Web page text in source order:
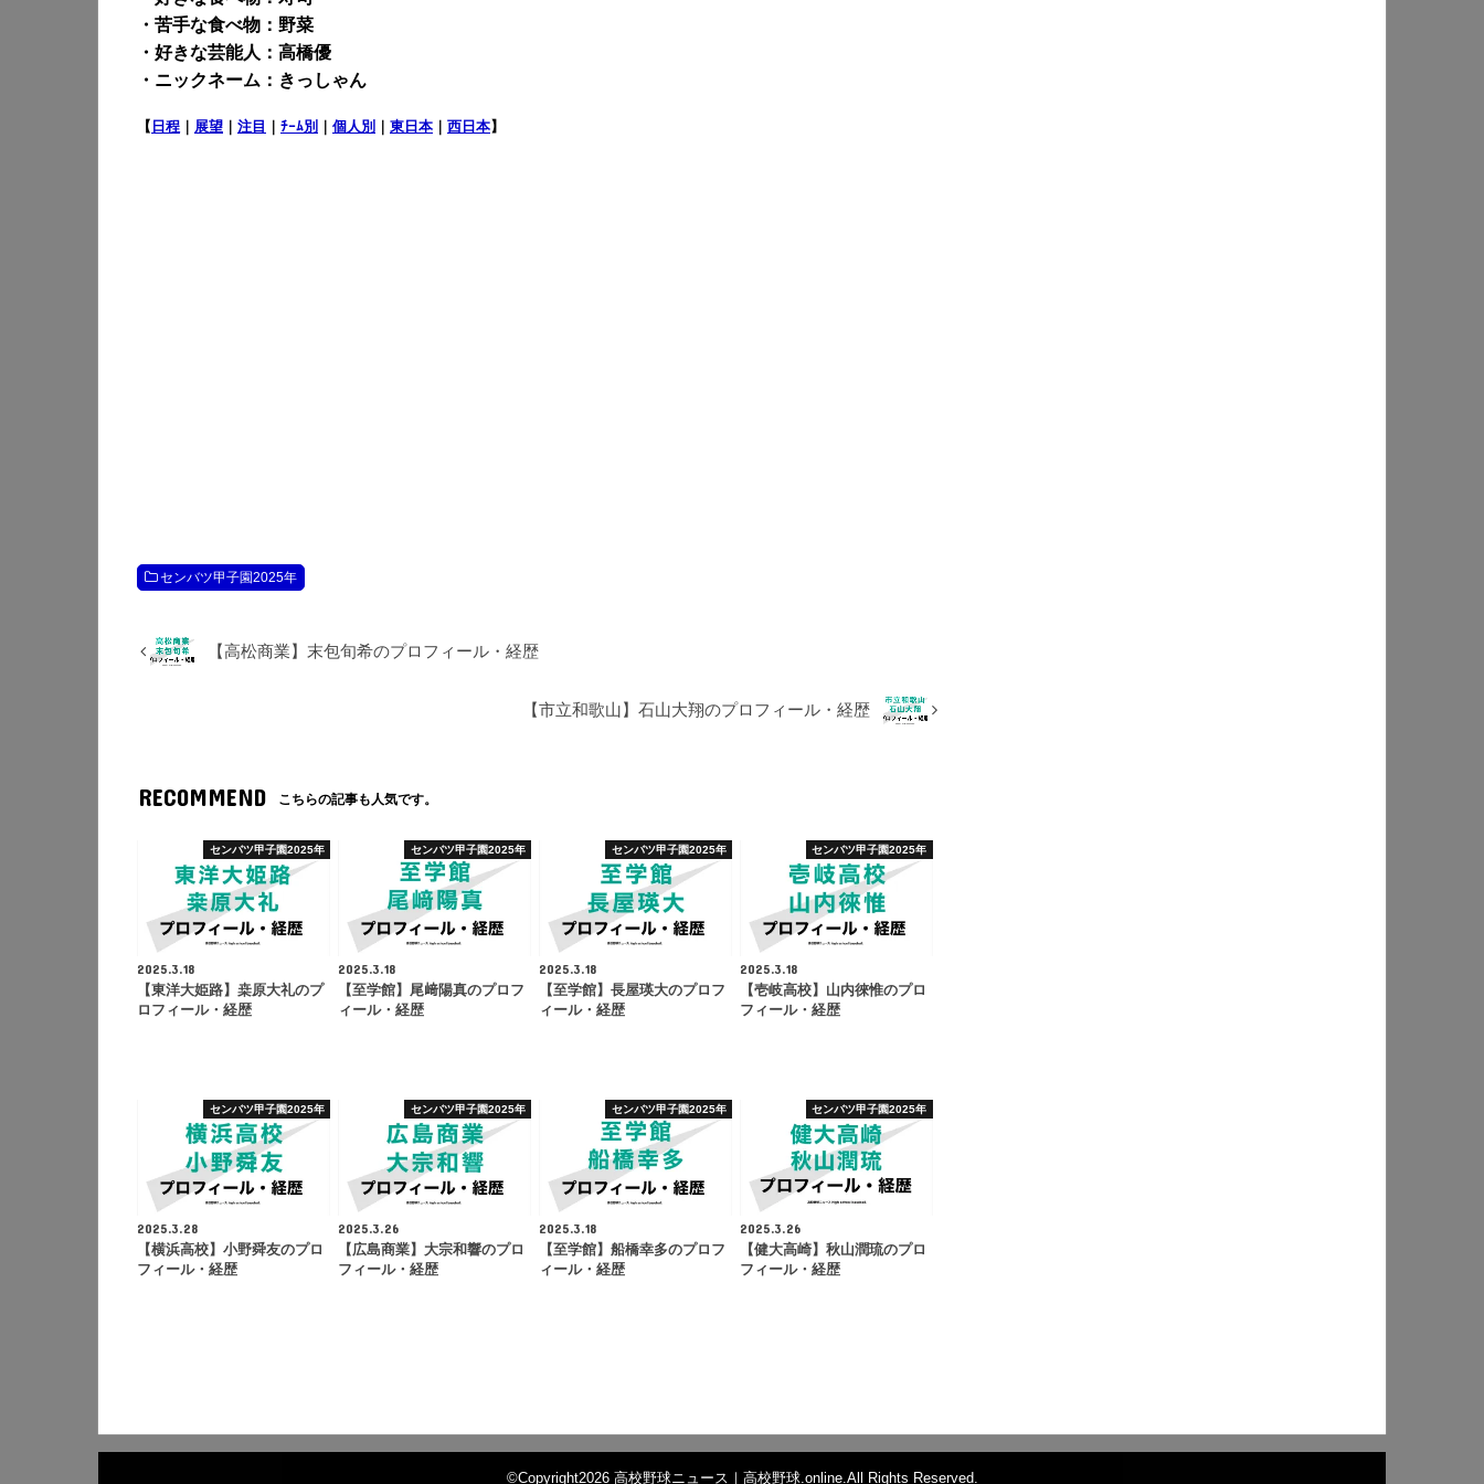
・苦手な食べ物：野菜
・好きな芸能人：高橋優
・ニックネーム：きっしゃん
【 日程 展望 注目 ﾁｰﾑ別 個人別 東日本 西日本】
センバツ甲子園2025年
【高松商業】末包旬希のプロフィール・経歴
【市立和歌山】石山大翔のプロフィール・経歴
RECOMMEND こちらの記事も人気です。
センバツ甲子園2025年
2025.3.18
【東洋大姫路】桒原大礼のプ
ロフィール・経歴
センバツ甲子園2025年
2025.3.18
【至学館】尾﨑陽真のプロフ
ィール・経歴
センバツ甲子園2025年
2025.3.18
【至学館】長屋瑛大のプロフ
ィール・経歴
センバツ甲子園2025年
2025.3.18
【壱岐高校】山内徠惟のプロ
フィール・経歴
センバツ甲子園2025年
2025.3.28
【横浜高校】小野舜友のプロ
フィール・経歴
センバツ甲子園2025年
2025.3.26
【広島商業】大宗和響のプロ
フィール・経歴
センバツ甲子園2025年
2025.3.18
【至学館】船橋幸多のプロフ
ィール・経歴
センバツ甲子園2025年
2025.3.26
【健大高崎】秋山潤琉のプロ
フィール・経歴
©Copyright2026 高校野球ニュース｜高校野球.online.All Rights Reserved.